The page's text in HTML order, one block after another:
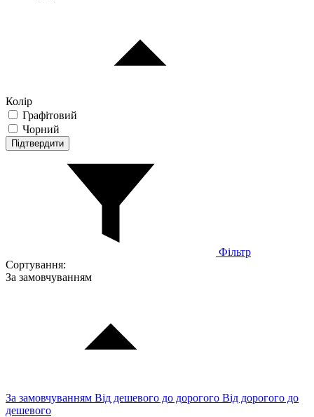
Колір
Графітовий
Чорний
Підтвердити
Фільтр
Сортування:
За замовчуванням
За замовчуванням Від дешевого до дорогого Від дорогого до
дешевого